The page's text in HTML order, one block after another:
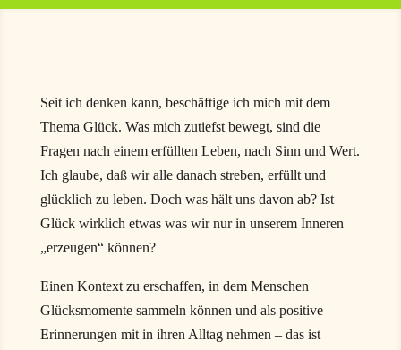
Seit ich denken kann, beschäftige ich mich mit dem
Thema Glück. Was mich zutiefst bewegt, sind die
Fragen nach einem erfüllten Leben, nach Sinn und Wert.
Ich glaube, daß wir alle danach streben, erfüllt und
glücklich zu leben. Doch was hält uns davon ab? Ist
Glück wirklich etwas was wir nur in unserem Inneren
„erzeugen“ können?
Einen Kontext zu erschaffen, in dem Menschen
Glücksmomente sammeln können und als positive
Erinnerungen mit in ihren Alltag nehmen – das ist